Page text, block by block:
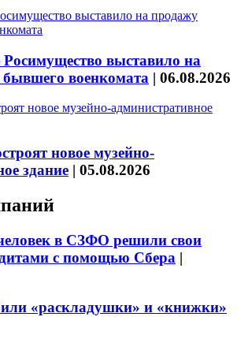
выставило на
военкомата | 06.08.2026
новое музейно-
здание | 05.08.2026
в СЗФО решили свои
с помощью Сбера |
«раскладушки» и «книжки»